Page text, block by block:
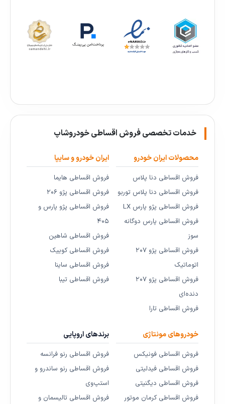
خدمات تخصصی فروش اقساطی خودروشاپ
محصولات ایران خودرو
فروش اقساطی دنا پلاس
فروش اقساطی دنا پلاس توربو
فروش اقساطی پژو پارس LX
فروش اقساطی پارس دوگانه
سوز
فروش اقساطی پژو ۲۰۷
اتوماتیک
فروش اقساطی پژو ۲۰۷
دنده‌ای
فروش اقساطی تارا
ایران خودرو و سایپا
فروش اقساطی هایما
فروش اقساطی پژو ۲۰۶
فروش اقساطی پژو پارس و
۴۰۵
فروش اقساطی شاهین
فروش اقساطی کوییک
فروش اقساطی ساینا
فروش اقساطی تیبا
خودروهای مونتاژی
فروش اقساطی فونیکس
فروش اقساطی فیدلیتی
فروش اقساطی دیگنیتی
فروش اقساطی کرمان موتور
برندهای اروپایی
فروش اقساطی رنو فرانسه
فروش اقساطی رنو ساندرو و
استپ‌وی
فروش اقساطی تالیسمان و